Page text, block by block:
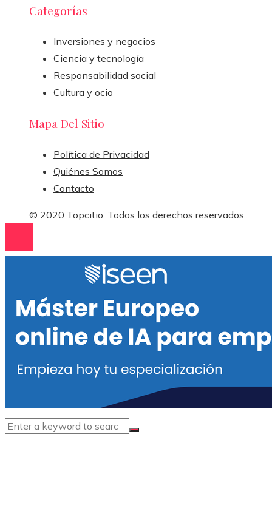
Categorías
Inversiones y negocios
Ciencia y tecnología
Responsabilidad social
Cultura y ocio
Mapa Del Sitio
Política de Privacidad
Quiénes Somos
Contacto
© 2020 Topcitio. Todos los derechos reservados..